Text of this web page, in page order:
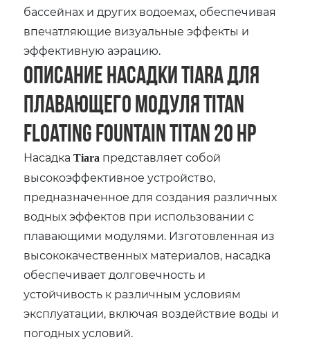
бассейнах и других водоемах, обеспечивая
впечатляющие визуальные эффекты и
эффективную аэрацию.
Описание насадки Tiara для
плавающего модуля Titan
Floating Fountain Titan 20 HP
НасадкаTiara представляет собой
высокоэффективное устройство,
предназначенное для создания различных
водных эффектов при использовании с
плавающими модулями. Изготовленная из
высококачественных материалов, насадка
обеспечивает долговечность и
устойчивость к различным условиям
эксплуатации, включая воздействие воды и
погодных условий.